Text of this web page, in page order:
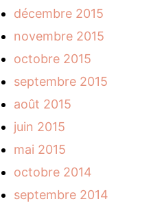
décembre 2015
novembre 2015
octobre 2015
septembre 2015
août 2015
juin 2015
mai 2015
octobre 2014
septembre 2014